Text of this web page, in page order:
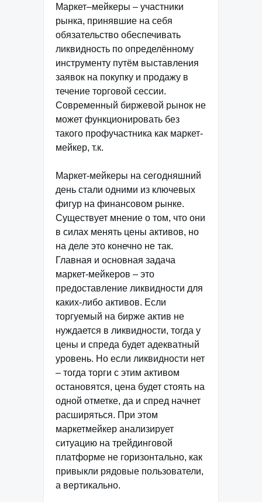
Маркет–мейкеры – участники
рынка, принявшие на себя
обязательство обеспечивать
ликвидность по определённому
инструменту путём выставления
заявок на покупку и продажу в
течение торговой сессии.
Современный биржевой рынок не
может функционировать без
такого профучастника как маркет-
мейкер, т.к.
Маркет-мейкеры на сегодняшний
день стали одними из ключевых
фигур на финансовом рынке.
Существует мнение о том, что они
в силах менять цены активов, но
на деле это конечно не так.
Главная и основная задача
маркет-мейкеров – это
предоставление ликвидности для
каких-либо активов. Если
торгуемый на бирже актив не
нуждается в ликвидности, тогда у
цены и спреда будет адекватный
уровень. Но если ликвидности нет
– тогда торги с этим активом
остановятся, цена будет стоять на
одной отметке, да и спред начнет
расширяться. При этом
маркетмейкер анализирует
ситуацию на трейдинговой
платформе не горизонтально, как
привыкли рядовые пользователи,
а вертикально.